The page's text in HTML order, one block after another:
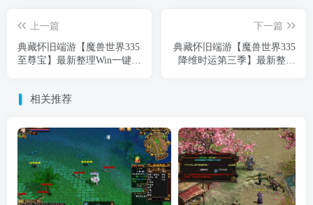
上一篇
典藏怀旧端游【魔兽世界335
至尊宝】最新整理Win一键服
下一篇
典藏怀旧端游【魔兽世界335
降维时运第三季】最新整理
相关推荐